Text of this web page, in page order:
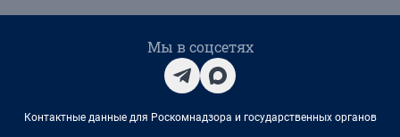
Мы в соцсетях
Контактные данные для Роскомнадзора и государственных органов